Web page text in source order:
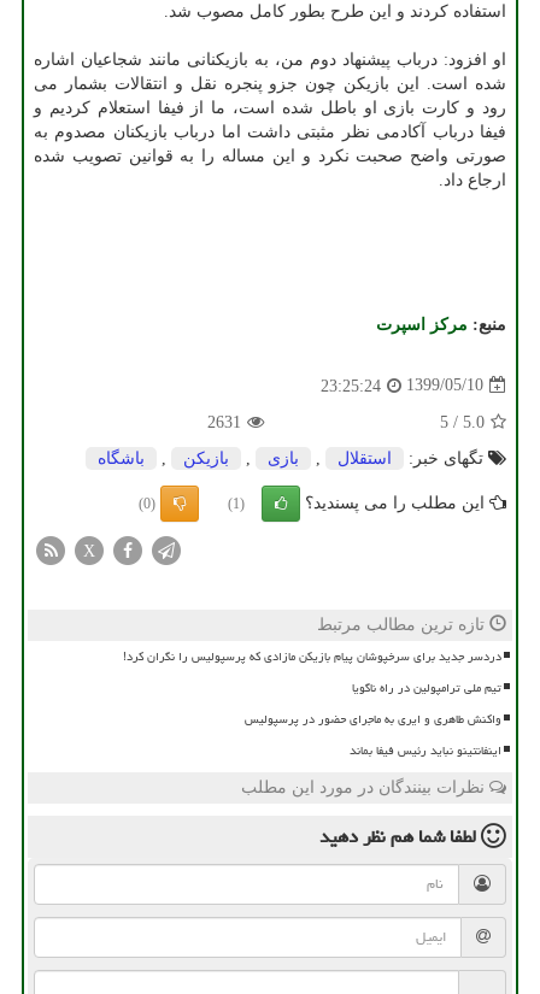
استفاده کردند و این طرح بطور کامل مصوب شد.
او افزود: درباب پیشنهاد دوم من، به بازیکنانی مانند شجاعیان اشاره
شده است. این بازیکن چون جزو پنجره نقل و انتقالات بشمار می
رود و کارت بازی او باطل شده است، ما از فیفا استعلام کردیم و
فیفا درباب آکادمی نظر مثبتی داشت اما درباب بازیکنان مصدوم به
صورتی واضح صحبت نکرد و این مساله را به قوانین تصویب شده
ارجاع داد.
منبع: مركز اسپرت
1399/05/10
23:25:24
5.0
/
5
2631
تگهای خبر:
استقلال بازی بازیكن باشگاه
این مطلب را می پسندید؟ (1)
(0)
X
تازه ترین مطالب مرتبط
دردسر جدید برای سرخپوشان پیام بازیکن مازادی که پرسپولیس را نگران کرد!
تیم ملی ترامپولین در راه ناگویا
واکنش طاهری و ایری به ماجرای حضور در پرسپولیس
اینفانتینو نباید رئیس فیفا بماند
نظرات بینندگان در مورد این مطلب
لطفا شما همنظر دهید